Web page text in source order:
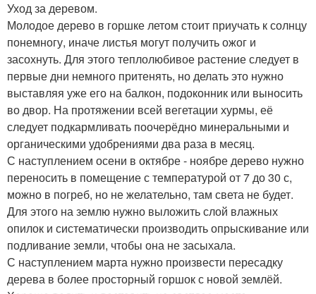
Уход за деревом.
Молодое дерево в горшке летом стоит приучать к солнцу
понемногу, иначе листья могут получить ожог и
засохнуть. Для этого теплолюбивое растение следует в
первые дни немного притенять, но делать это нужно
выставляя уже его на балкон, подоконник или выносить
во двор. На протяжении всей вегетации хурмы, её
следует подкармливать поочерёдно минеральными и
органическими удобрениями два раза в месяц.
С наступлением осени в октябре - ноябре дерево нужно
переносить в помещение с температурой от 7 до 30 с,
можно в погреб, но не желательно, там света не будет.
Для этого на землю нужно выложить слой влажных
опилок и систематически производить опрыскивание или
подливание земли, чтобы она не засыхала.
С наступлением марта нужно произвести пересадку
дерева в более просторный горшок с новой землёй.